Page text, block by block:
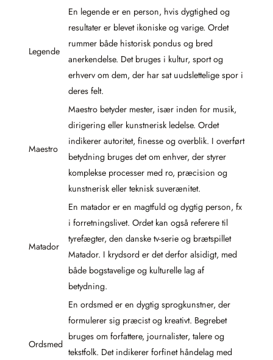
Legende
En legende er en person, hvis dygtighed og
resultater er blevet ikoniske og varige. Ordet
rummer både historisk pondus og bred
anerkendelse. Det bruges i kultur, sport og
erhverv om dem, der har sat uudslettelige spor i
deres felt.
Maestro
Maestro betyder mester, især inden for musik,
dirigering eller kunstnerisk ledelse. Ordet
indikerer autoritet, finesse og overblik. I overført
betydning bruges det om enhver, der styrer
komplekse processer med ro, præcision og
kunstnerisk eller teknisk suverænitet.
Matador
En matador er en magtfuld og dygtig person, fx
i forretningslivet. Ordet kan også referere til
tyrefægter, den danske tv-serie og brætspillet
Matador. I krydsord er det derfor alsidigt, med
både bogstavelige og kulturelle lag af
betydning.
Ordsmed
En ordsmed er en dygtig sprogkunstner, der
formulerer sig præcist og kreativt. Begrebet
bruges om forfattere, journalister, talere og
tekstfolk. Det indikerer forfinet håndelag med